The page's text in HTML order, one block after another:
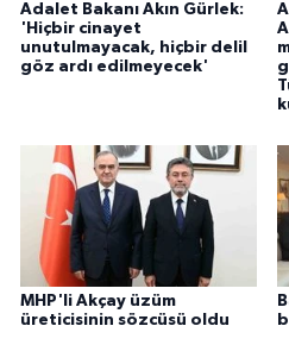
Adalet Bakanı Akın Gürlek:
'Hiçbir cinayet
unutulmayacak, hiçbir delil
göz ardı edilmeyecek'
MHP'li Akçay üzüm
üreticisinin sözcüsü oldu